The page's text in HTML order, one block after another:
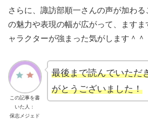
さらに、諏訪部順一さんの声が加わ
の魅力や表現の幅が広がって、ますま
ャラクターが強まった気がします＾＾
この記事を書
いた人：
保志メジェド
最後まで読んでいただ
がとうございました！